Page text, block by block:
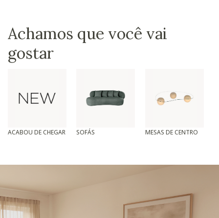
Achamos que você vai
gostar
ACABOU DE CHEGAR SOFÁS MESAS DE CENTRO